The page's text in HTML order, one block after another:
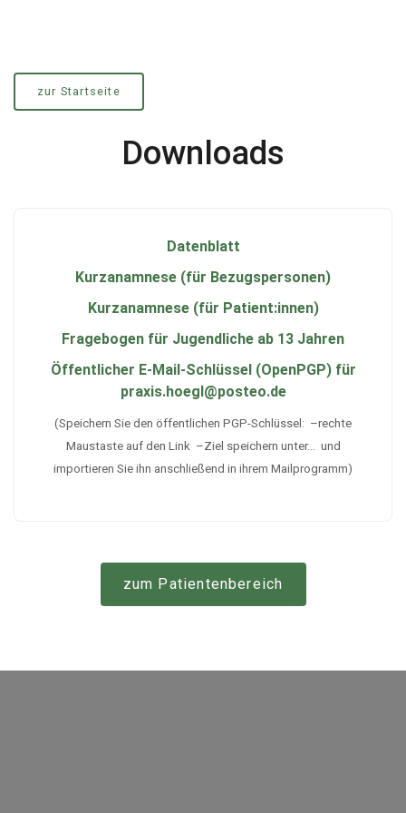
zur Startseite
Downloads
Datenblatt
Kurzanamnese (für Bezugspersonen)
Kurzanamnese (für Patient:innen)
Fragebogen für Jugendliche ab 13 Jahren
Öffentlicher E-Mail-Schlüssel (OpenPGP) für
praxis.hoegl@posteo.de
(Speichern Sie den öffentlichen PGP-Schlüssel: –rechte
Maustaste auf den Link –Ziel speichern unter… und
importieren Sie ihn anschließend in ihrem Mailprogramm)
zum Patientenbereich